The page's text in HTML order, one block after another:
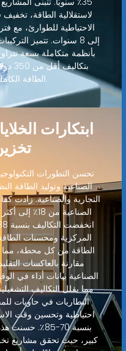
لاستقلالية الطاقة، تخفيف
إلى 8 سنوات. تتميز
الطاقة الكاملة للمشاريع الصناعية.
ابتكارات
تحسن التطورات
الصناعية وتوليد الطاقة
التجارية والصناعية. زادت
المركزية ومحسنات
مقارنة بالعاكسات
الصناعية بيانات أداء في
البطاريات في حاويات
احتياطية وتحسين وقت
بنسبة 70-85٪.